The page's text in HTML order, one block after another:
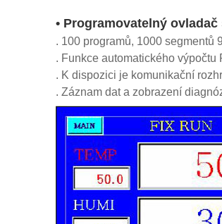
• Programovatelný
. 100 programů, 1000 segmentů
. Funkce automatického výpočtu
. K dispozici je komunikační
. Záznam dat a zobrazení